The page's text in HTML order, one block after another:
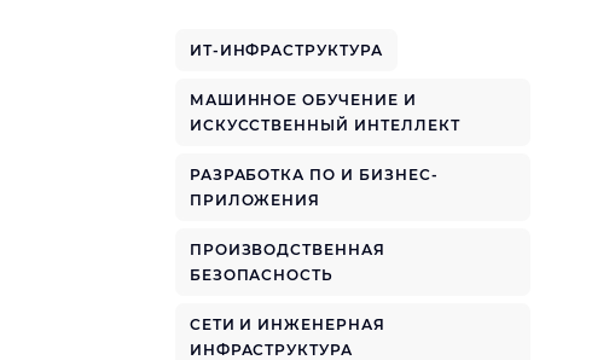
ИТ-ИНФРАСТРУКТУРА
МАШИННОЕ ОБУЧЕНИЕ И
ИСКУССТВЕННЫЙ ИНТЕЛЛЕКТ
РАЗРАБОТКА ПО И БИЗНЕС-
ПРИЛОЖЕНИЯ
ПРОИЗВОДСТВЕННАЯ
БЕЗОПАСНОСТЬ
СЕТИ И ИНЖЕНЕРНАЯ
ИНФРАСТРУКТУРА